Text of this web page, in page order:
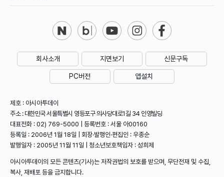
회사소개 지면보기 신문구독
PC버전 앱설치
제호 : 아시아투데이
주소 : 대한민국 서울특별시 영등포구 의사당대로1길 34 인영빌딩
대표전화 : 02) 769-5000 | 등록번호 : 서울 아00160
등록일 : 2006년 1월 18일 | 회장·발행인·편집인 : 우종순
발행일자 : 2005년 11월 11일 | 청소년보호책임자 : 성희제
아시아투데이의 모든 콘텐츠(기사)는 저작권법의 보호를 받으며, 무단전재 및 수집,
복사, 재배포 등을 금지합니다.